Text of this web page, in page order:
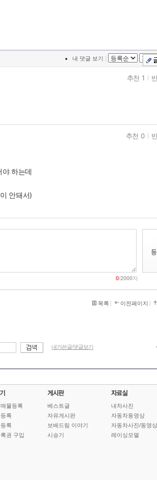
내 댓글 보기
추천 1
하는데
안돼서)
추천 0
0/2000자
목록 이전페이지
내가쓴글/댓글보기
물등록
록
록
권 구입
베스트글
자유게시판
보배드림 이야기
시승기
내차사진
자동차동영상
자동차사진/동영상
레이싱모델